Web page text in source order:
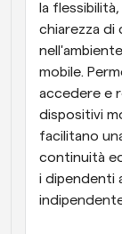
la
chiarezza di
mobile.
accedere e
dispositivi
facilitano
continuità
i dipendenti